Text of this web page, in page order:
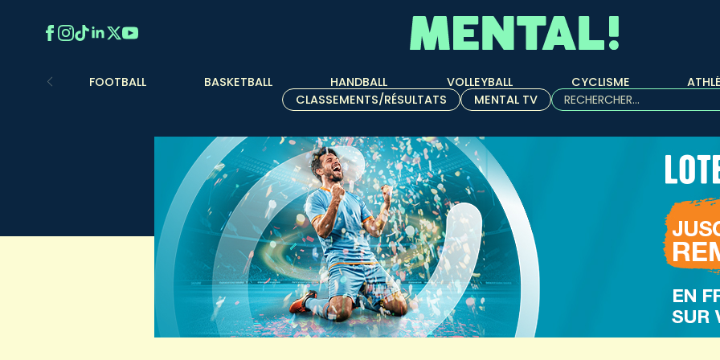
FOOTBALL BASKETBALL HANDBALL VOLLEYBALL CYCLISME
CLASSEMENTS/RÉSULTATS
MENTAL TV
Rechercher :